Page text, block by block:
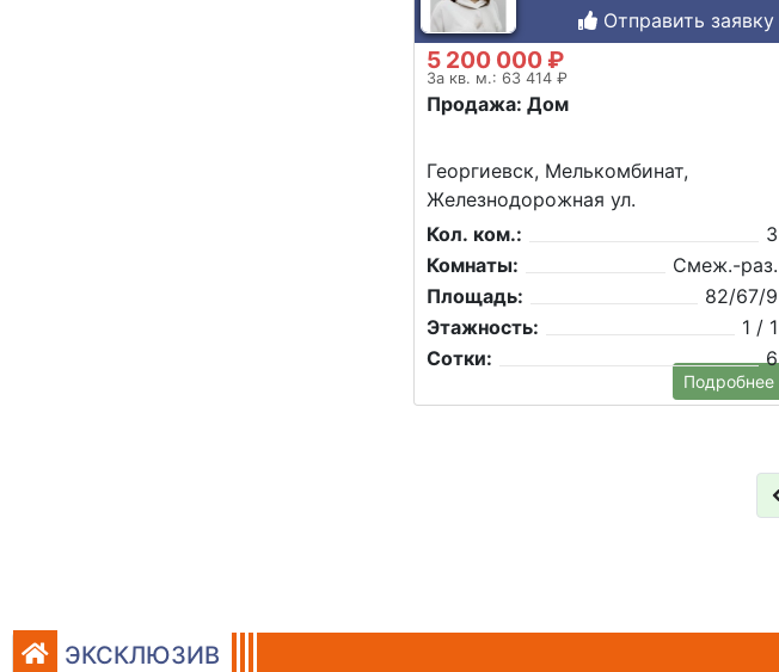
Отправить заявку
5 200 000 ₽
За кв. м.: 63 414 ₽
Продажа: Дом
Георгиевск, Мелькомбинат,
Железнодорожная ул.
Кол. ком.:
3
Комнаты:
Смеж.-раз.
Площадь:
82/67/9
Этажность:
1 / 1
Сотки:
6
Подробнее
ЭКСКЛЮЗИВ